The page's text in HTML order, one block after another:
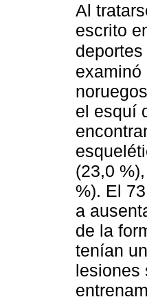
Al
escrito
examinó
el esquí
(23,0
%). El
a
de la
tenían
lesiones